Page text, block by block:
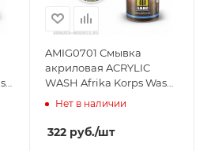
AMIG0701 Смывка
акриловая ACRYLIC
WASH Afrika Korps Wash
Ammo Mig
Нет в наличии
322 руб./шт